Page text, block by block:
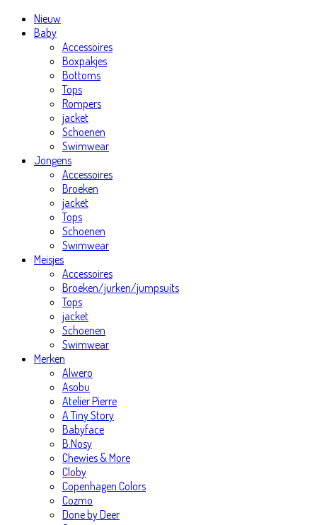
Nieuw
Baby
Accessoires
Boxpakjes
Bottoms
Tops
Rompers
jacket
Schoenen
Swimwear
Jongens
Accessoires
Broeken
jacket
Tops
Schoenen
Swimwear
Meisjes
Accessoires
Broeken/jurken/jumpsuits
Tops
jacket
Schoenen
Swimwear
Merken
Alwero
Asobu
Atelier Pierre
A Tiny Story
Babyface
B.Nosy
Chewies & More
Cloby
Copenhagen Colors
Cozmo
Done by Deer